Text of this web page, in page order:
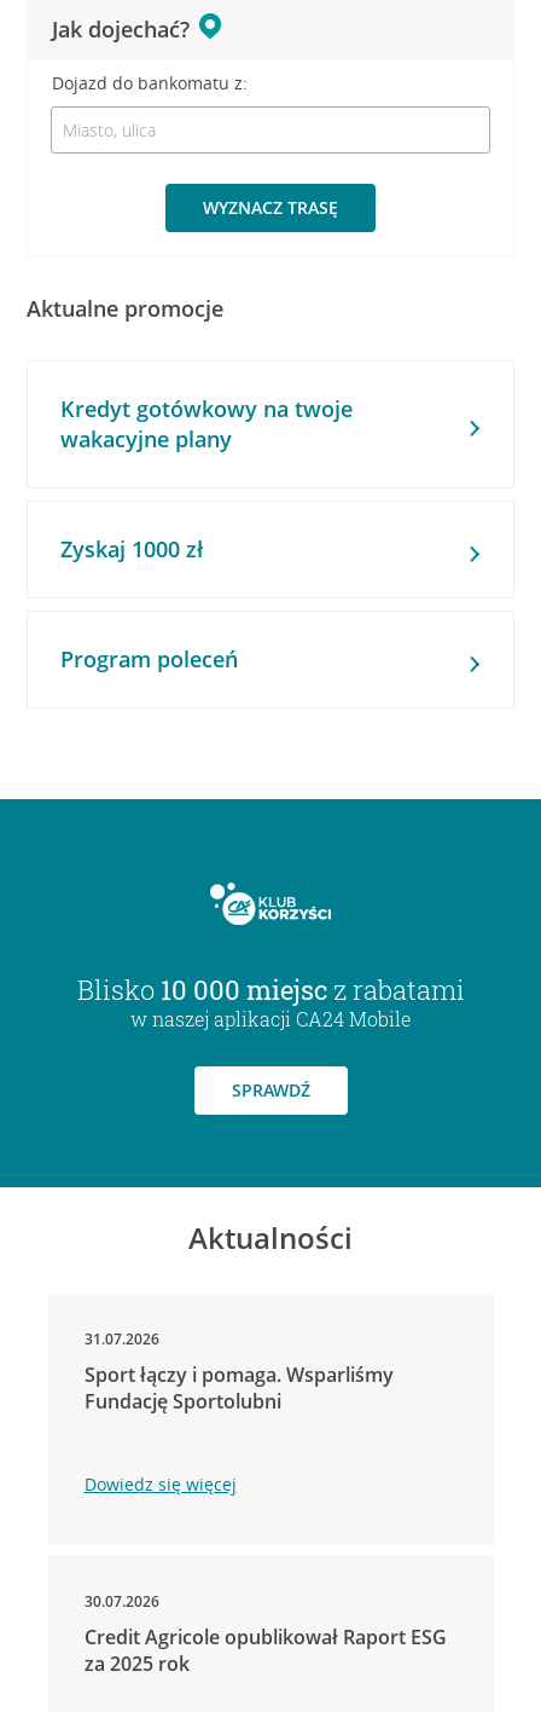
Jak dojechać?
Dojazd do bankomatu z:
WYZNACZ TRASĘ
Aktualne promocje
Kredyt gotówkowy na twoje
wakacyjne plany
Zyskaj 1000 zł
Program poleceń
Blisko 10 000 miejsc z rabatami
w naszej aplikacji CA24 Mobile
SPRAWDŹ
Aktualności
31.07.2026
Sport łączy i pomaga. Wsparliśmy
Fundację Sportolubni
Dowiedz się więcej
30.07.2026
Credit Agricole opublikował Raport ESG
za 2025 rok